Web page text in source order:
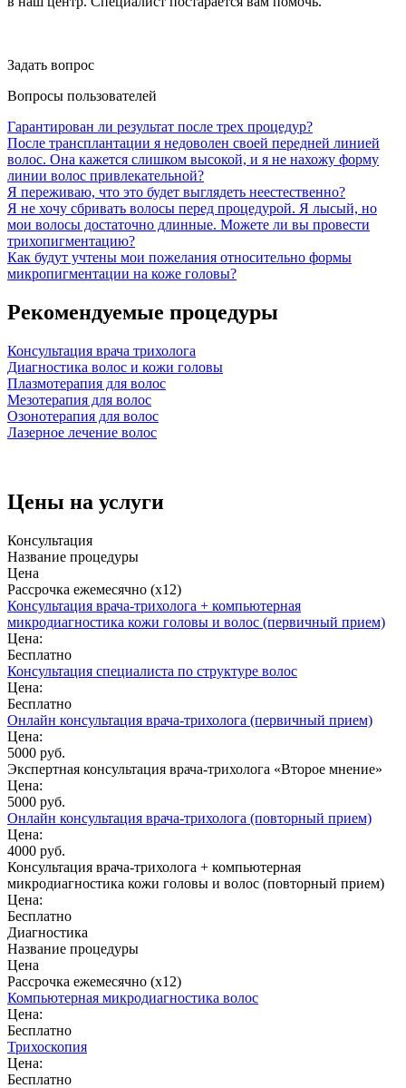
Задать вопрос
Вопросы пользователей
Гарантирован ли результат после трех процедур?
После трансплантации я недоволен своей передней линией
волос. Она кажется слишком высокой, и я не нахожу форму
линии волос привлекательной?
Я переживаю, что это будет выглядеть неестественно?
Я не хочу сбривать волосы перед процедурой. Я лысый, но
мои волосы достаточно длинные. Можете ли вы провести
трихопигментацию?
Как будут учтены мои пожелания относительно формы
микропигментации на коже головы?
Рекомендуемые процедуры
Консультация врача трихолога
Диагностика волос и кожи головы
Плазмотерапия для волос
Мезотерапия для волос
Озонотерапия для волос
Лазерное лечение волос
Цены на услуги
Консультация
Название процедуры
Цена
Рассрочка ежемесячно (x12)
Консультация врача-трихолога + компьютерная
микродиагностика кожи головы и волос (первичный прием)
Цена:
Бесплатно
Консультация специалиста по структуре волос
Цена:
Бесплатно
Онлайн консультация врача-трихолога (первичный прием)
Цена:
5000 руб.
Экспертная консультация врача-трихолога «Второе мнение»
Цена:
5000 руб.
Онлайн консультация врача-трихолога (повторный прием)
Цена:
4000 руб.
Консультация врача-трихолога + компьютерная
микродиагностика кожи головы и волос (повторный прием)
Цена:
Бесплатно
Диагностика
Название процедуры
Цена
Рассрочка ежемесячно (x12)
Компьютерная микродиагностика волос
Цена:
Бесплатно
Трихоскопия
Цена:
Бесплатно